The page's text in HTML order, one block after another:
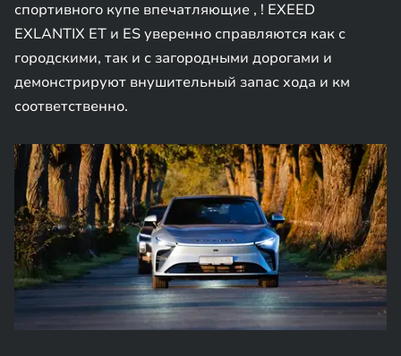
спортивного купе впечатляющие , ! EXEED
EXLANTIX ET и ES уверенно справляются как с
городскими, так и с загородными дорогами и
демонстрируют внушительный запас хода и км
соответственно.